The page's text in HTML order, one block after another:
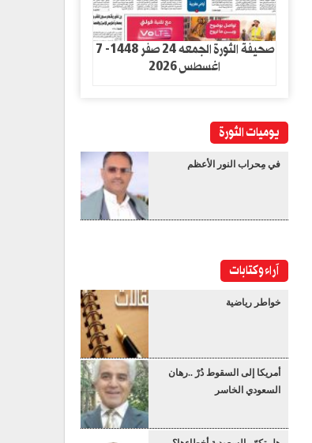
صحيفة الثورة الجمعه 24 صفر 1448- 7
اغسطس 2026
يوميات الثورة
في مِحراب النور الأعظم
آراء وكتابات
خواطر رياضية
أمريكا إلى السقوط دُرْ ..رهان
السعودي الخاسر